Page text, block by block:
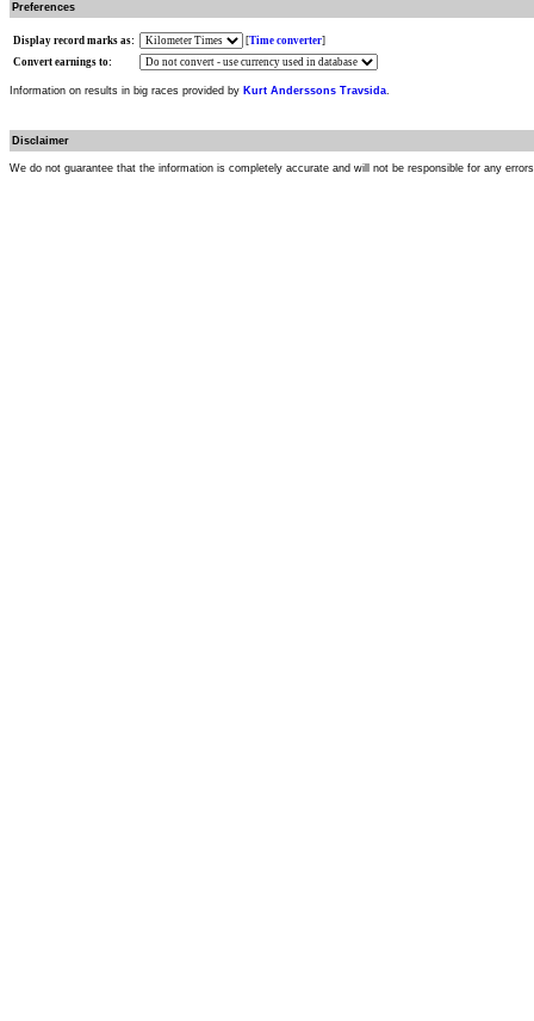
Preferences
Display record marks as: [Time converter]
Convert earnings to:
Information on results in big races provided by Kurt Anderssons Travsida.
Disclaimer
We do not guarantee that the information is completely accurate and will not be responsible for any